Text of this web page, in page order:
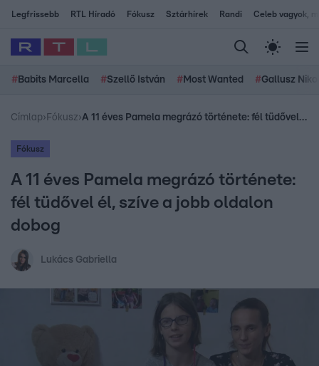
Legfrissebb RTL Híradó Fókusz Sztárhírek Randi Celeb vagyok,
# Babits Marcella #Szellő István # Most Wanted #Gallusz
Címlap› Fókusz› A 11 éves Pamela megrázó története: fél tüdővel él, szíve a jobb oldalon dobog
Fókusz
A 11 éves Pamela megrázó története:
fél tüdővel él, szíve a jobb oldalon
dobog
Lukács Gabriella